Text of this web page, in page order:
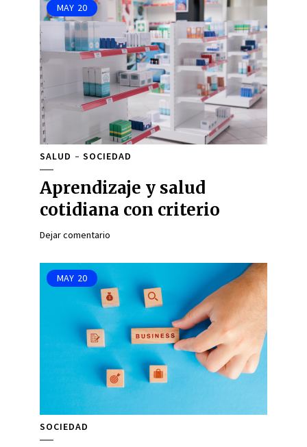
MAY 20
SALUD SOCIEDAD
Aprendizaje y salud
cotidiana con criterio
Dejar comentario
MAY 20
SOCIEDAD